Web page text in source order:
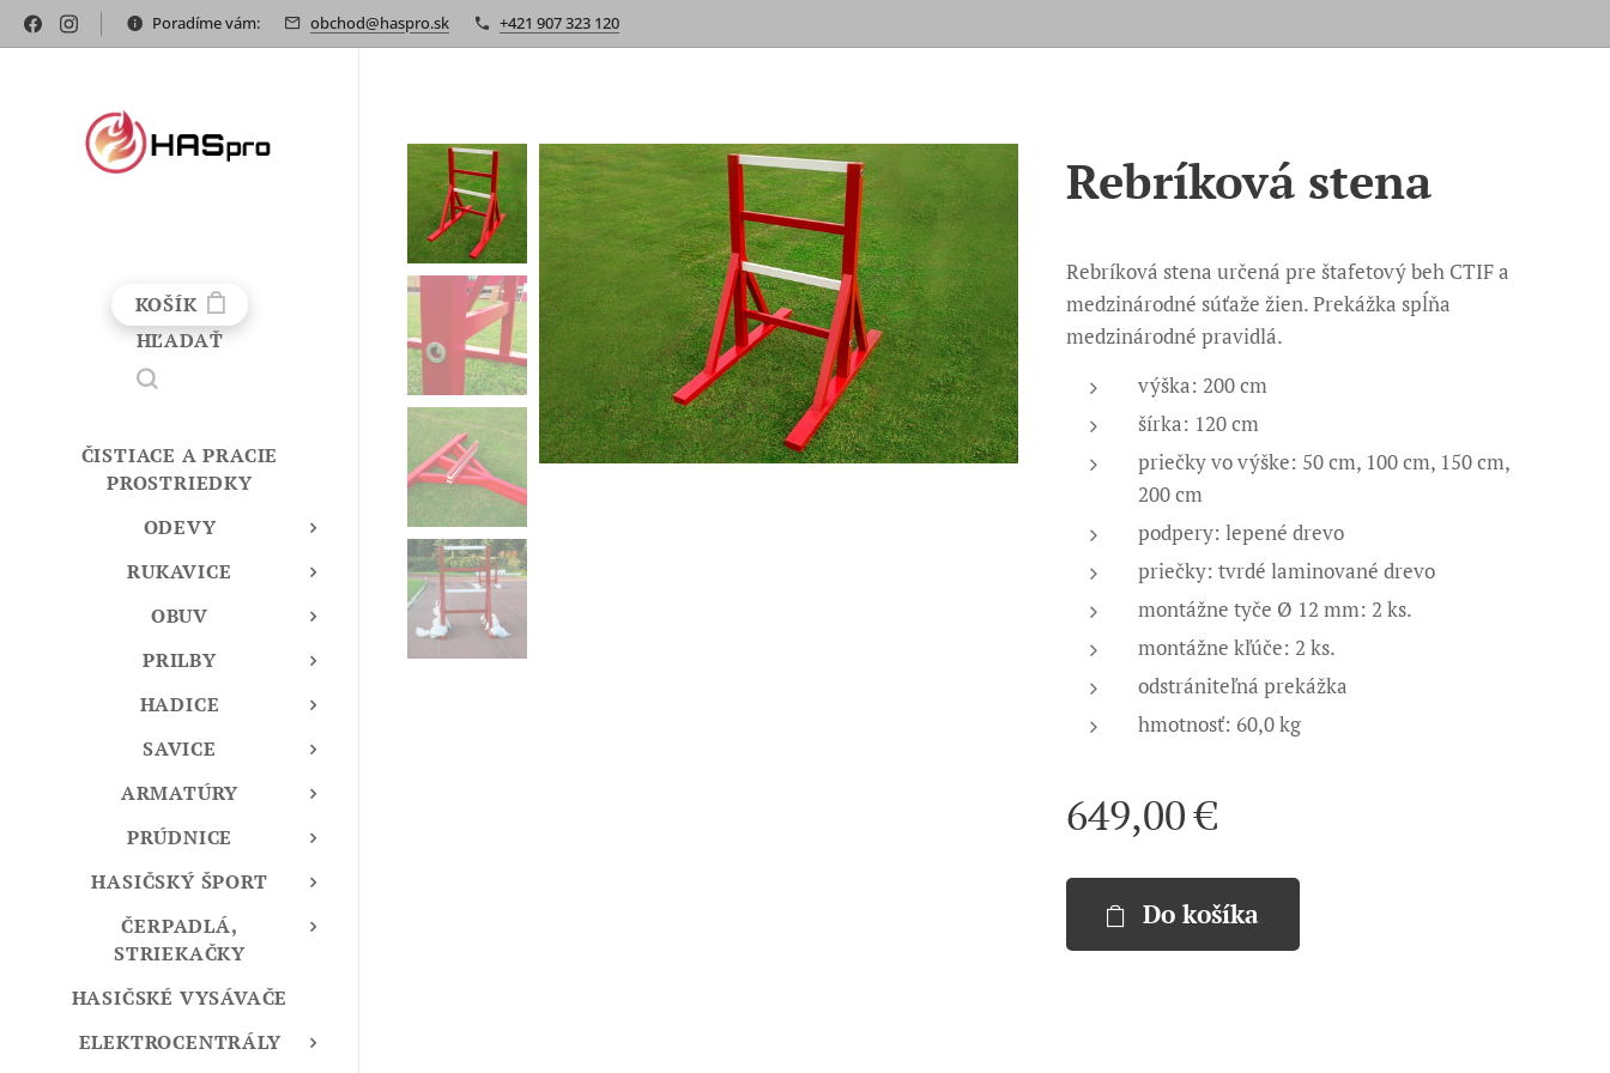
Poradíme vám: obchod@haspro.sk +421 907 323 120
KOŠÍK
HĽADAŤ
ČISTIACE A PRACIE
PROSTRIEDKY
ODEVY
RUKAVICE
OBUV
PRILBY
HADICE
SAVICE
ARMATÚRY
PRÚDNICE
HASIČSKÝ ŠPORT
ČERPADLÁ,
STRIEKAČKY
HASIČSKÉ VYSÁVAČE
ELEKTROCENTRÁLY
Rebríková stena
Rebríková stena určená pre štafetový beh CTIF a
medzinárodné súťaže žien. Prekážka spĺňa
medzinárodné pravidlá.
výška: 200 cm
šírka: 120 cm
priečky vo výške: 50 cm, 100 cm, 150 cm,
200 cm
podpery: lepené drevo
priečky: tvrdé laminované drevo
montážne tyče Ø 12 mm: 2 ks.
montážne kľúče: 2 ks.
odstrániteľná prekážka
hmotnosť: 60,0 kg
649,00€
Do košíka